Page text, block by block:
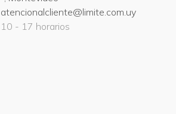
atencionalcliente@limite.com.uy
10 - 17 horarios